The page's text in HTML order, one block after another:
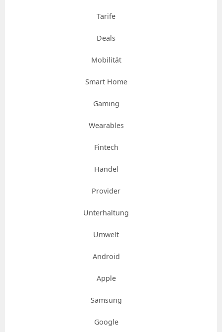
Tarife
Deals
Mobilität
Smart Home
Gaming
Wearables
Fintech
Handel
Provider
Unterhaltung
Umwelt
Android
Apple
Samsung
Google